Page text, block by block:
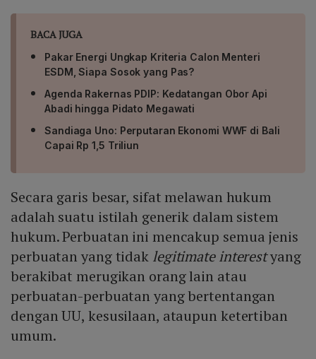
BACA JUGA
Pakar Energi Ungkap Kriteria Calon Menteri
ESDM, Siapa Sosok yang Pas?
Agenda Rakernas PDIP: Kedatangan Obor Api
Abadi hingga Pidato Megawati
Sandiaga Uno: Perputaran Ekonomi WWF di Bali
Capai Rp 1,5 Triliun
Secara garis besar, sifat melawan hukum
adalah suatu istilah generik dalam sistem
hukum. Perbuatan ini mencakup semua jenis
perbuatan yang tidak legitimate interestyang
berakibat merugikan orang lain atau
perbuatan-perbuatan yang bertentangan
dengan UU, kesusilaan, ataupun ketertiban
umum.